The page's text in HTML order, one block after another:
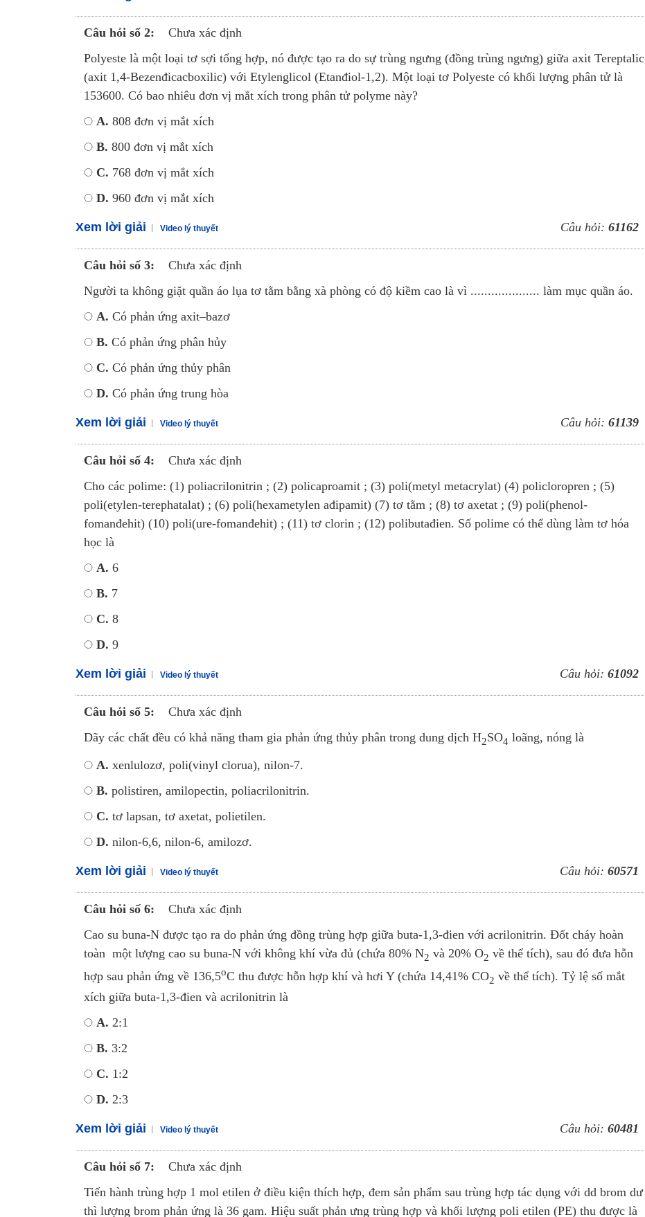
Câu hỏi số 2:
Chưa xác định
Polyeste là một loại tơ sợi tổng hợp, nó được tạo ra do sự trùng ngưng (đồng trùng ngưng) giữa axit Tereptalic
(axit 1,4-Bezenđicacboxilic) với Etylenglicol (Etanđiol-1,2). Một loại tơ Polyeste có khối lượng phân tử là
153600. Có bao nhiêu đơn vị mắt xích trong phân tử polyme này?
A. 808 đơn vị mắt xích
B. 800 đơn vị mắt xích
C. 768 đơn vị mắt xích
D. 960 đơn vị mắt xích
Xem lời giải Video lý thuyết Câu hỏi: 61162
Câu hỏi số 3:
Chưa xác định
Người ta không giặt quần áo lụa tơ tằm bằng xà phòng có độ kiềm cao là vì .................... làm mục quần áo.
A. Có phản ứng axit–bazơ
B. Có phản ứng phân hủy
C. Có phản ứng thủy phân
D. Có phản ứng trung hòa
Xem lời giải Video lý thuyết Câu hỏi: 61139
Câu hỏi số 4:
Chưa xác định
Cho các polime: (1) poliacrilonitrin ; (2) policaproamit ; (3) poli(metyl metacrylat) (4) policloropren ; (5)
poli(etylen-terephatalat) ; (6) poli(hexametylen ađipamit) (7) tơ tằm ; (8) tơ axetat ; (9) poli(phenol-
fomanđehit) (10) poli(ure-fomanđehit) ; (11) tơ clorin ; (12) polibutađien. Số polime có thể dùng làm tơ hóa
học là
A. 6
B. 7
C. 8
D. 9
Xem lời giải Video lý thuyết Câu hỏi: 61092
Câu hỏi số 5:
Chưa xác định
Dãy các chất đều có khả năng tham gia phản ứng thủy phân trong dung dịch H2SO4 loãng, nóng là
A. xenlulozơ, poli(vinyl clorua), nilon-7.
B. polistiren, amilopectin, poliacrilonitrin.
C. tơ lapsan, tơ axetat, polietilen.
D. nilon-6,6, nilon-6, amilozơ.
Xem lời giải Video lý thuyết Câu hỏi: 60571
Câu hỏi số 6:
Chưa xác định
Cao su buna-N được tạo ra do phản ứng đồng trùng hợp giữa buta-1,3-đien với acrilonitrin. Đốt cháy hoàn
toàn một lượng cao su buna-N với không khí vừa đủ (chứa 80% N2 và 20% O2 về thể tích), sau đó đưa hỗn
hợp sau phản ứng về 136,5oC thu được hỗn hợp khí và hơi Y (chứa 14,41% CO2 về thể tích). Tỷ lệ số mắt
xích giữa buta-1,3-đien và acrilonitrin là
A. 2:1
B. 3:2
C. 1:2
D. 2:3
Xem lời giải Video lý thuyết Câu hỏi: 60481
Câu hỏi số 7:
Chưa xác định
Tiến hành trùng hợp 1 mol etilen ở điều kiện thích hợp, đem sản phẩm sau trùng hợp tác dụng với dd brom dư
thì lượng brom phản ứng là 36 gam. Hiệu suất phản ưng trùng hợp và khối lượng poli etilen (PE) thu được là